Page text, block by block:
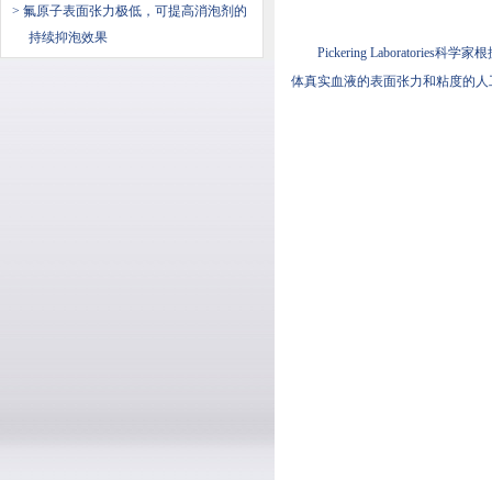
> 氟原子表面张力极低，可提高消泡剂的
持续抑泡效果
Pickering Laboratories科学家
体真实血液的表面张力和粘度的人工